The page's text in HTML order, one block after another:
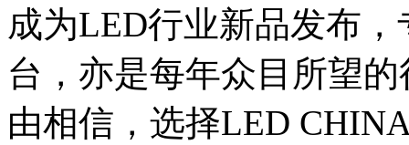
成为LED行业新品发布
台，亦是每年众目所望
由相信，选择LED